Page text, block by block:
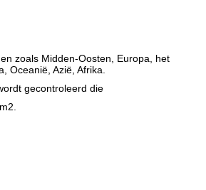
zoals Midden-Oosten, Europa, het
Oceanië, Azië, Afrika.
gecontroleerd die